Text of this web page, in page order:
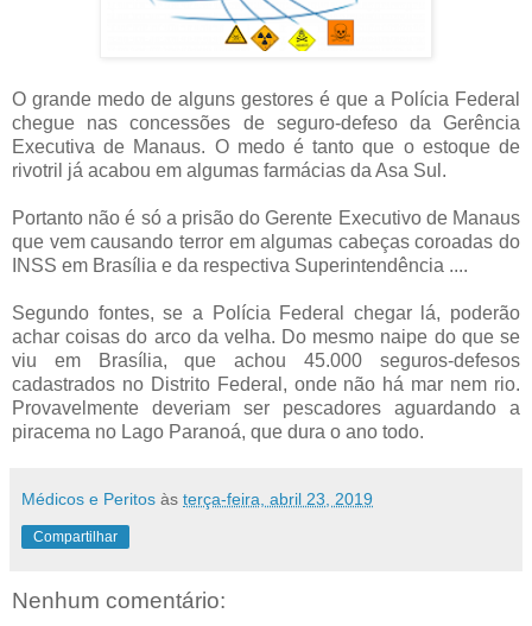
O grande medo de alguns gestores é que a Polícia Federal
chegue nas concessões de seguro-defeso da Gerência
Executiva de Manaus. O medo é tanto que o estoque de
rivotril já acabou em algumas farmácias da Asa Sul.
Portanto não é só a prisão do Gerente Executivo de Manaus
que vem causando terror em algumas cabeças coroadas do
INSS em Brasília e da respectiva Superintendência ....
Segundo fontes, se a Polícia Federal chegar lá, poderão
achar coisas do arco da velha. Do mesmo naipe do que se
viu em Brasília, que achou 45.000 seguros-defesos
cadastrados no Distrito Federal, onde não há mar nem rio.
Provavelmente deveriam ser pescadores aguardando a
piracema no Lago Paranoá, que dura o ano todo.
Médicos e Peritos às terça-feira, abril 23, 2019
Compartilhar
Nenhum comentário: